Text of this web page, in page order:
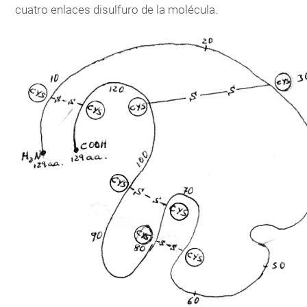
cuatro enlaces disulfuro de la molécula.